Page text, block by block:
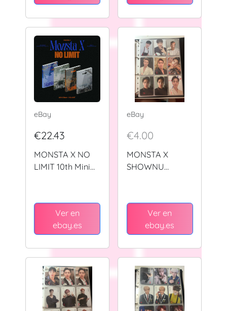
eBay
€22.43
MONSTA X NO
LIMIT 10th Mini
Poster+Pre-
Order+etc+GIFT
Ver en
ebay.es
eBay
€4.00
MONSTA X
SHOWNU
Ver en
ebay.es